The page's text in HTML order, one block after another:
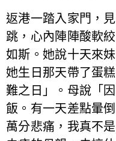
返港一踏入家門，
跳，心內陣陣酸軟
如斯。她說十天來
她生日那天帶了蛋
難之日」。母說「
飯。有一天差點暈
萬分悲痛，我真不